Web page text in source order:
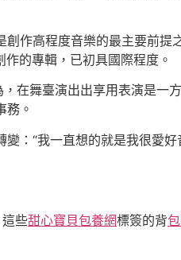
作高程度音樂的最主要前提
的專輯，已初具國際程度。
在舞臺演出出享用表演是一
務。
：“我一直想的就是我很愛好
些甜心寶貝包養網標簽的背